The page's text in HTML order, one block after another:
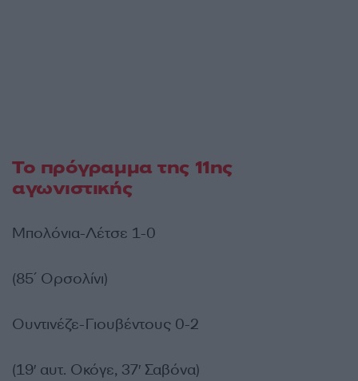
Το πρόγραμμα της 11ης
αγωνιστικής
Μπολόνια-Λέτσε 1-0
(85΄ Ορσολίνι)
Ουντινέζε-Γιουβέντους 0-2
(19′ αυτ. Οκόγε, 37′ Σαβόνα)